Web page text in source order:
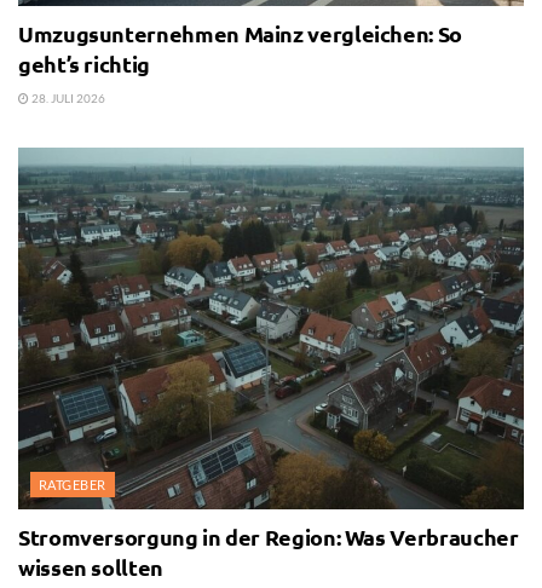
Umzugsunternehmen Mainz vergleichen: So
geht’s richtig
28. JULI 2026
RATGEBER
Stromversorgung in der Region: Was Verbraucher
wissen sollten